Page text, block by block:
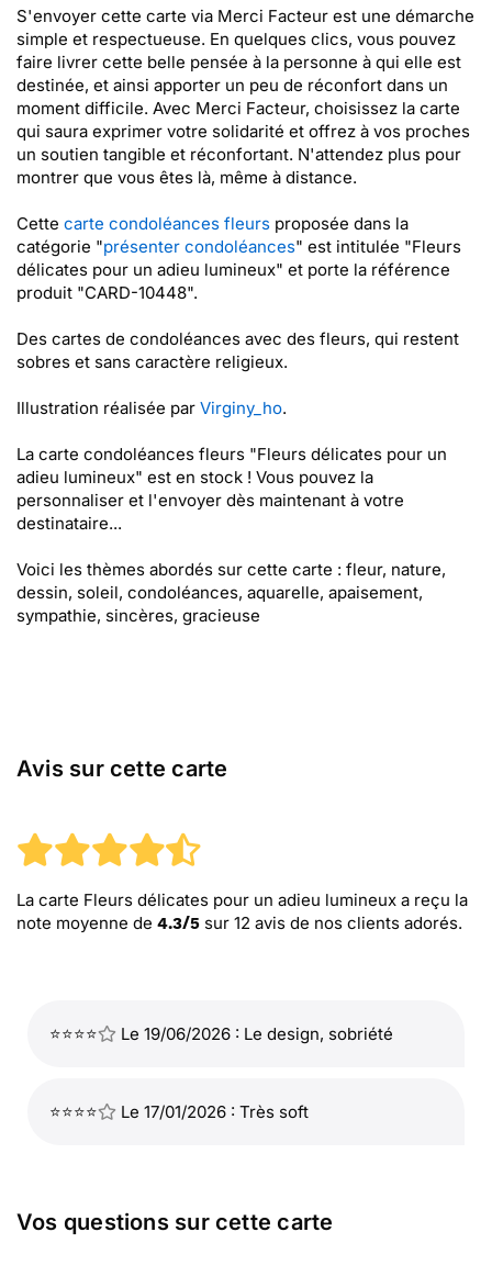
S'envoyer cette carte via Merci Facteur est une démarche
simple et respectueuse. En quelques clics, vous pouvez
faire livrer cette belle pensée à la personne à qui elle est
destinée, et ainsi apporter un peu de réconfort dans un
moment difficile. Avec Merci Facteur, choisissez la carte
qui saura exprimer votre solidarité et offrez à vos proches
un soutien tangible et réconfortant. N'attendez plus pour
montrer que vous êtes là, même à distance.
Cette carte condoléances fleurs proposée dans la
catégorie "présenter condoléances" est intitulée "Fleurs
délicates pour un adieu lumineux" et porte la référence
produit "CARD-10448".
Des cartes de condoléances avec des fleurs, qui restent
sobres et sans caractère religieux.
Illustration réalisée par Virginy_ho.
La carte condoléances fleurs "Fleurs délicates pour un
adieu lumineux" est en stock ! Vous pouvez la
personnaliser et l'envoyer dès maintenant à votre
destinataire...
Voici les thèmes abordés sur cette carte : fleur, nature,
dessin, soleil, condoléances, aquarelle, apaisement,
sympathie, sincères, gracieuse
Avis sur cette carte
La carte Fleurs délicates pour un adieu lumineux a reçu la
note moyenne de 4.3/5 sur 12 avis de nos clients adorés.
⭐⭐⭐⭐ Le 19/06/2026 : Le design, sobriété
⭐⭐⭐⭐ Le 17/01/2026 : Très soft
Vos questions sur cette carte